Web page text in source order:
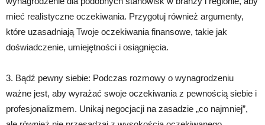
mieć realistyczne oczekiwania. Przygotuj również argumenty,
które uzasadniają Twoje oczekiwania finansowe, takie jak
doświadczenie, umiejętności i osiągnięcia.
3. Bądź pewny siebie: Podczas rozmowy o wynagrodzeniu
ważne jest, aby wyrażać swoje oczekiwania z pewnością siebie i
profesjonalizmem. Unikaj negocjacji na zasadzie „co najmniej”,